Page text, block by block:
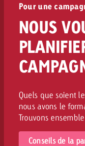
Pour une
NOUS
Quels que soient
nous avons le
Trouvons
Conseils de la